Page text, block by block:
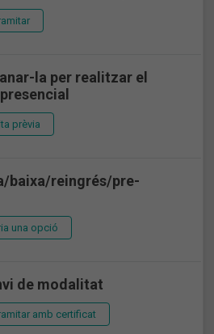
la per realitzar el
prèvia
baixa/reingrés/pre-
una opció
de modalitat
amb certificat